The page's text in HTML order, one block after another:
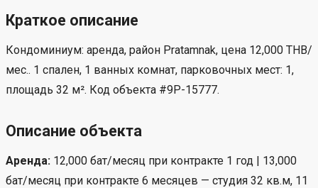
Краткое описание
Кондоминиум: аренда, район Pratamnak, цена 12,000 THB/
мес.. 1 спален, 1 ванных комнат, парковочных мест: 1,
площадь 32 м². Код объекта #9P-15777.
Описание объекта
Аренда: 12,000 бат/месяц при контракте 1 год | 13,000
бат/месяц при контракте 6 месяцев — студия 32 кв.м, 11